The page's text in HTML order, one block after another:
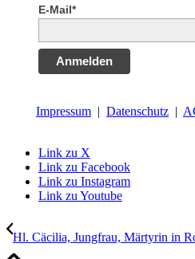
E-Mail*
Anmelden
Impressum | Datenschutz |
Link zu X
Link zu Facebook
Link zu Instagram
Link zu Youtube
Hl. Cäcilia, Jungfrau, Märtyrin in